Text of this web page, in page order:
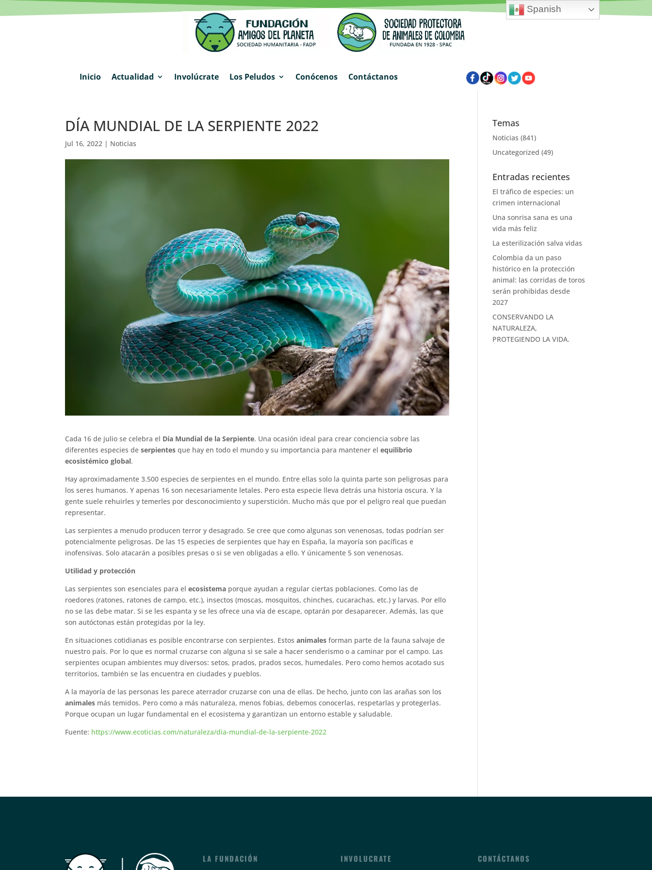
Inicio Actualidad Involúcrate Los Peludos Conócenos Contáctanos
DÍA MUNDIAL DE LA SERPIENTE 2022
Jul 16, 2022 | Noticias
Cada 16 de julio se celebra el Día Mundial de la Serpiente. Una ocasión ideal para crear conciencia sobre las
diferentes especies deserpientes que hay en todo el mundo y su importancia para mantener elequilibrio
ecosistémico global.
Hay aproximadamente 3.500 especies de serpientes en el mundo. Entre ellas solo la quinta parte son peligrosas para
los seres humanos. Y apenas 16 son necesariamente letales. Pero esta especie lleva detrás una historia oscura. Y la
gente suele rehuirles y temerles por desconocimiento y superstición. Mucho más que por el peligro real que puedan
representar.
Las serpientes a menudo producen terror y desagrado. Se cree que como algunas son venenosas, todas podrían ser
potencialmente peligrosas. De las 15 especies de serpientes que hay en España, la mayoría son pacíficas e
inofensivas. Solo atacarán a posibles presas o si se ven obligadas a ello. Y únicamente 5 son venenosas.
Utilidad y protección
Las serpientes son esenciales para elecosistema porque ayudan a regular ciertas poblaciones. Como las de
roedores (ratones, ratones de campo, etc.), insectos (moscas, mosquitos, chinches, cucarachas, etc.) y larvas. Por ello
no se las debe matar. Si se les espanta y se les ofrece una vía de escape, optarán por desaparecer. Además, las que
son autóctonas están protegidas por la ley.
En situaciones cotidianas es posible encontrarse con serpientes. Estos animales forman parte de la fauna salvaje de
nuestro país. Por lo que es normal cruzarse con alguna si se sale a hacer senderismo o a caminar por el campo. Las
serpientes ocupan ambientes muy diversos: setos, prados, prados secos, humedales. Pero como hemos acotado sus
territorios, también se las encuentra en ciudades y pueblos.
A la mayoría de las personas les parece aterrador cruzarse con una de ellas. De hecho, junto con las arañas son los
animales más temidos. Pero como a más naturaleza, menos fobias, debemos conocerlas, respetarlas y protegerlas.
Porque ocupan un lugar fundamental en el ecosistema y garantizan un entorno estable y saludable.
Fuente: https://www.ecoticias.com/naturaleza/dia-mundial-de-la-serpiente-2022
Temas
Noticias (841)
Uncategorized (49)
Entradas recientes
El tráfico de especies: un
crimen internacional
Una sonrisa sana es una
vida más feliz
La esterilización salva vidas
Colombia da un paso
histórico en la protección
animal: las corridas de toros
serán prohibidas desde
2027
CONSERVANDO LA
NATURALEZA,
PROTEGIENDO LA VIDA.
LA FUNDACIÓN INVOLUCRATE CONTÁCTANOS
Spanish